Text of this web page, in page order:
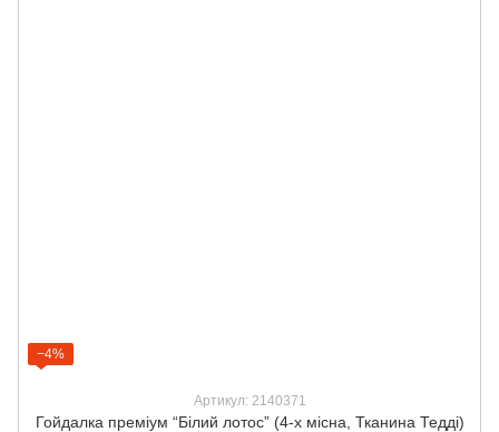
−4%
Артикул: 2140371
Гойдалка преміум “Білий лотос” (4-х місна, Тканина Тедді)